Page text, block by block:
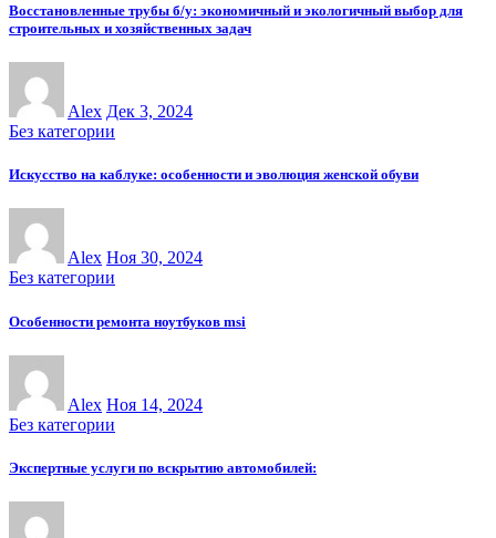
Восстановленные трубы б/у: экономичный и экологичный выбор для
строительных и хозяйственных задач
Alex Дек 3, 2024
Без категории
Искусство на каблуке: особенности и эволюция женской обуви
Alex Ноя 30, 2024
Без категории
Особенности ремонта ноутбуков msi
Alex Ноя 14, 2024
Без категории
Экспертные услуги по вскрытию автомобилей: